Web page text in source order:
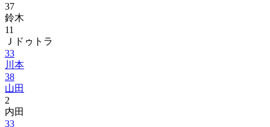
37
鈴木
11
Ｊドゥトラ
33
川本
38
山田
2
内田
33